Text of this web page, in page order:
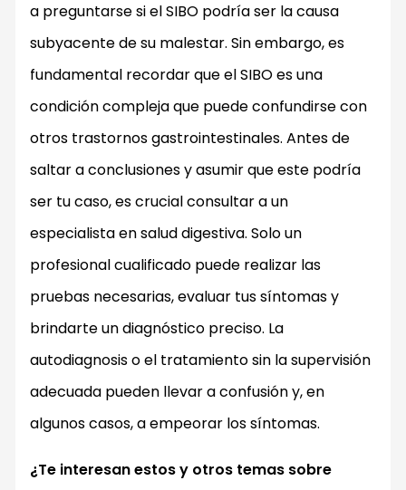
a preguntarse si el SIBO podría ser la causa
subyacente de su malestar. Sin embargo, es
fundamental recordar que el SIBO es una
condición compleja que puede confundirse con
otros trastornos gastrointestinales. Antes de
saltar a conclusiones y asumir que este podría
ser tu caso, es crucial consultar a un
especialista en salud digestiva. Solo un
profesional cualificado puede realizar las
pruebas necesarias, evaluar tus síntomas y
brindarte un diagnóstico preciso. La
autodiagnosis o el tratamiento sin la supervisión
adecuada pueden llevar a confusión y, en
algunos casos, a empeorar los síntomas.
¿Te interesan estos y otros temas sobre